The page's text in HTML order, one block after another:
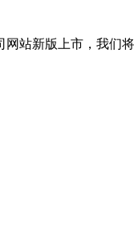
站新版上市，我们